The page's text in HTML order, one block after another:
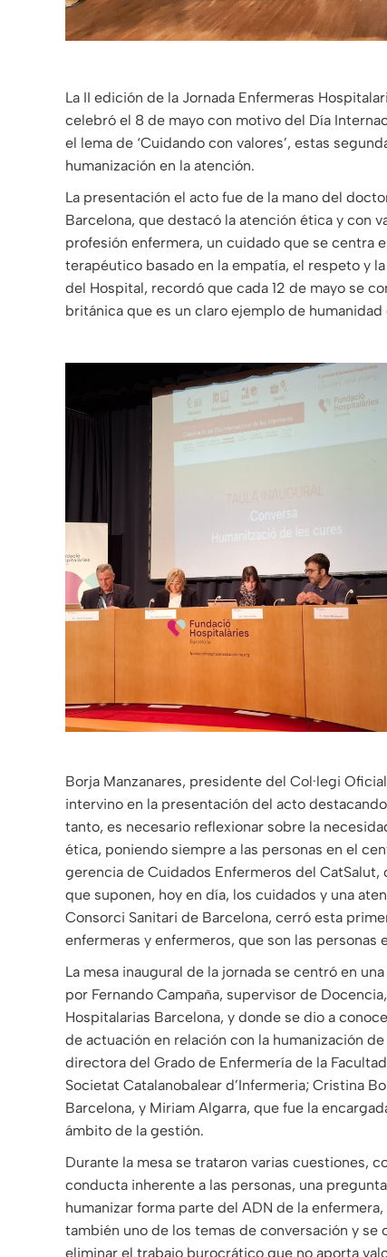
La II edición de la Jornada Enfermeras
celebró el 8 de mayo con motivo del Día
el lema de ‘Cuidando con valores’, estas
humanización en la atención.
La presentación el acto fue de la mano del
Barcelona, ​​que destacó la atención ética y con
profesión enfermera, un cuidado que se centra
terapéutico basado en la empatía, el respeto y
del Hospital, recordó que cada 12 de mayo se
británica que es un claro ejemplo de humanidad
Borja Manzanares, presidente del Col·legi
intervino en la presentación del acto
tanto, es necesario reflexionar sobre la
ética, poniendo siempre a las personas en el
gerencia de Cuidados Enfermeros del
que suponen, hoy en día, los cuidados y una
Consorci Sanitari de Barcelona, ​​cerró esta
enfermeras y enfermeros, que son las personas
La mesa inaugural de la jornada se centró en
por Fernando Campaña, supervisor de
Hospitalarias Barcelona, ​​y donde se dio a
de actuación en relación con la humanización
directora del Grado de Enfermería de la
Societat Catalanobalear d’Infermeria; Cristina
Barcelona, ​​y Miriam Algarra, que fue la
ámbito de la gestión.
Durante la mesa se trataron varias cuestiones,
conducta inherente a las personas, una
humanizar forma parte del ADN de la
también uno de los temas de conversación y se
eliminar el trabajo burocrático que no aporta